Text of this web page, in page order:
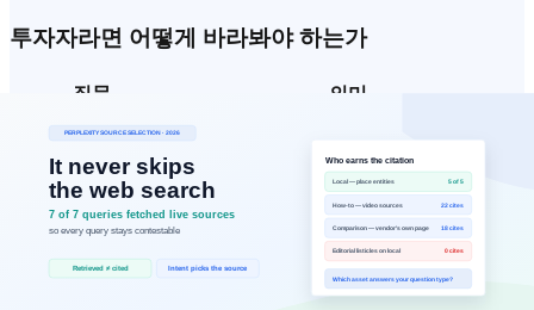
투자자라면 어떻게 바라봐야 하는가
질문
의미
"오픈소스 기반인
차별화 지속성 검토 — 무엇으로 경쟁하
"모델이 핵심 자산
인가"
오픈소스 시대에 모델만으로는 해자가 취
약
는가"
모델보다 데이터·도메인 전문성이 지속
가능한 해자